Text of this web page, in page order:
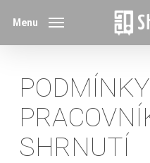
Menu
SHRNUTÍ